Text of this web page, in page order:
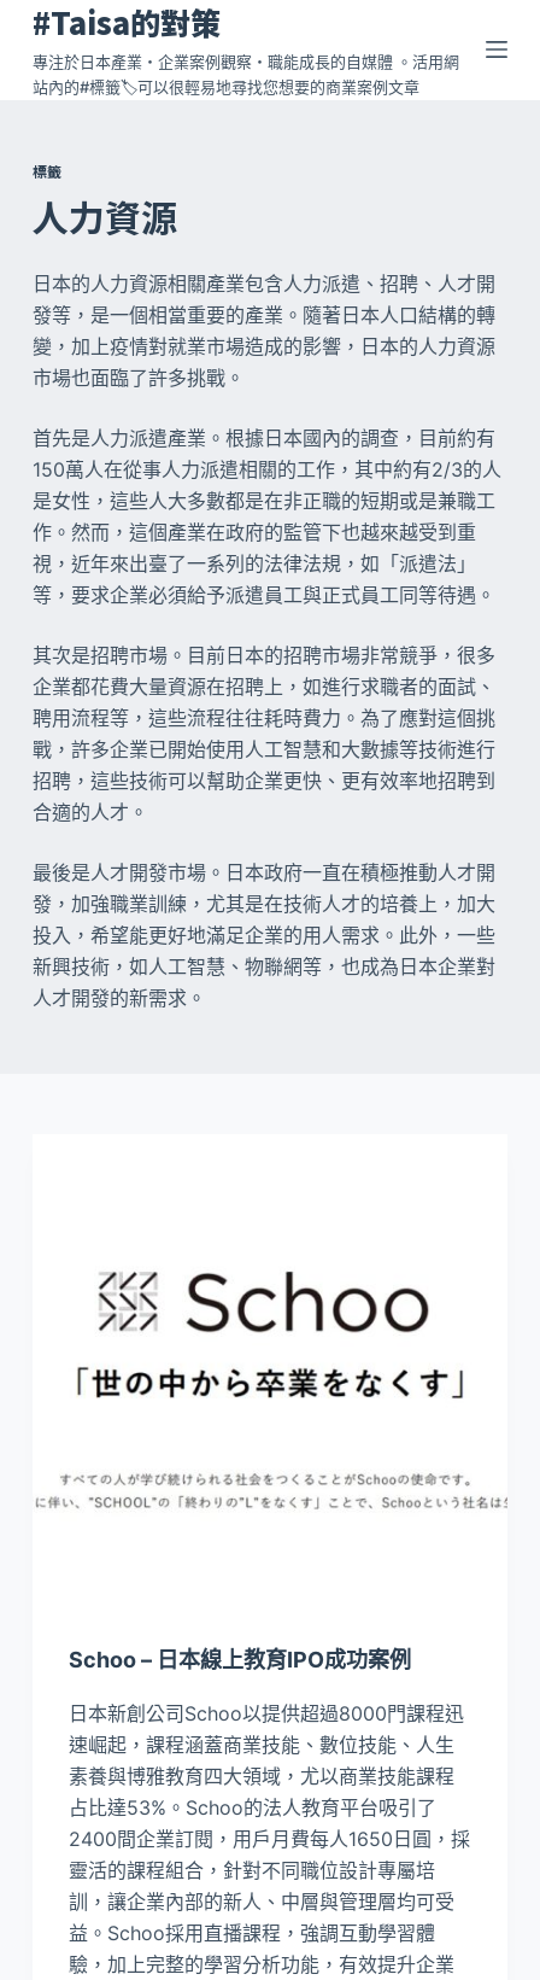
跳
至
主
容
#Taisa的對策
專注於日本產業・企業案例觀察・職能成長的自媒體 。活用網
站內的#標籤🏷️可以很輕易地尋找您想要的商業案例文章
標籤
人力資源
日本的人力資源相關產業包含人力派遣、招聘、人才開
發等，是一個相當重要的產業。隨著日本人口結構的轉
變，加上疫情對就業市場造成的影響，日本的人力資源
市場也面臨了許多挑戰。
首先是人力派遣產業。根據日本國內的調查，目前約有
150萬人在從事人力派遣相關的工作，其中約有2/3的人
是女性，這些人大多數都是在非正職的短期或是兼職工
作。然而，這個產業在政府的監管下也越來越受到重
視，近年來出臺了一系列的法律法規，如「派遣法」
等，要求企業必須給予派遣員工與正式員工同等待遇。
其次是招聘市場。目前日本的招聘市場非常競爭，很多
企業都花費大量資源在招聘上，如進行求職者的面試、
聘用流程等，這些流程往往耗時費力。為了應對這個挑
戰，許多企業已開始使用人工智慧和大數據等技術進行
招聘，這些技術可以幫助企業更快、更有效率地招聘到
合適的人才。
最後是人才開發市場。日本政府一直在積極推動人才開
發，加強職業訓練，尤其是在技術人才的培養上，加大
投入，希望能更好地滿足企業的用人需求。此外，一些
新興技術，如人工智慧、物聯網等，也成為日本企業對
人才開發的新需求。
Schoo – 日本線上教育IPO成功案例
日本新創公司Schoo以提供超過8000門課程迅
速崛起，課程涵蓋商業技能、數位技能、人生
素養與博雅教育四大領域，尤以商業技能課程
占比達53%。Schoo的法人教育平台吸引了
2400間企業訂閱，用戶月費每人1650日圓，採
靈活的課程組合，針對不同職位設計專屬培
訓，讓企業內部的新人、中層與管理層均可受
益。Schoo採用直播課程，強調互動學習體
驗，加上完整的學習分析功能，有效提升企業